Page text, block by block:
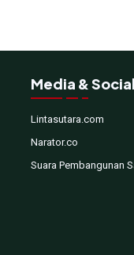
Media &
Lintasutara.com
Narator.co
Suara Pembangunan